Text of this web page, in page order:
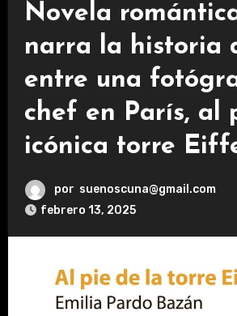
Novela
narra la historia
entre una
chef en París, al
icónica torre
por suenoscuna@gmail.com
febrero 13, 2025